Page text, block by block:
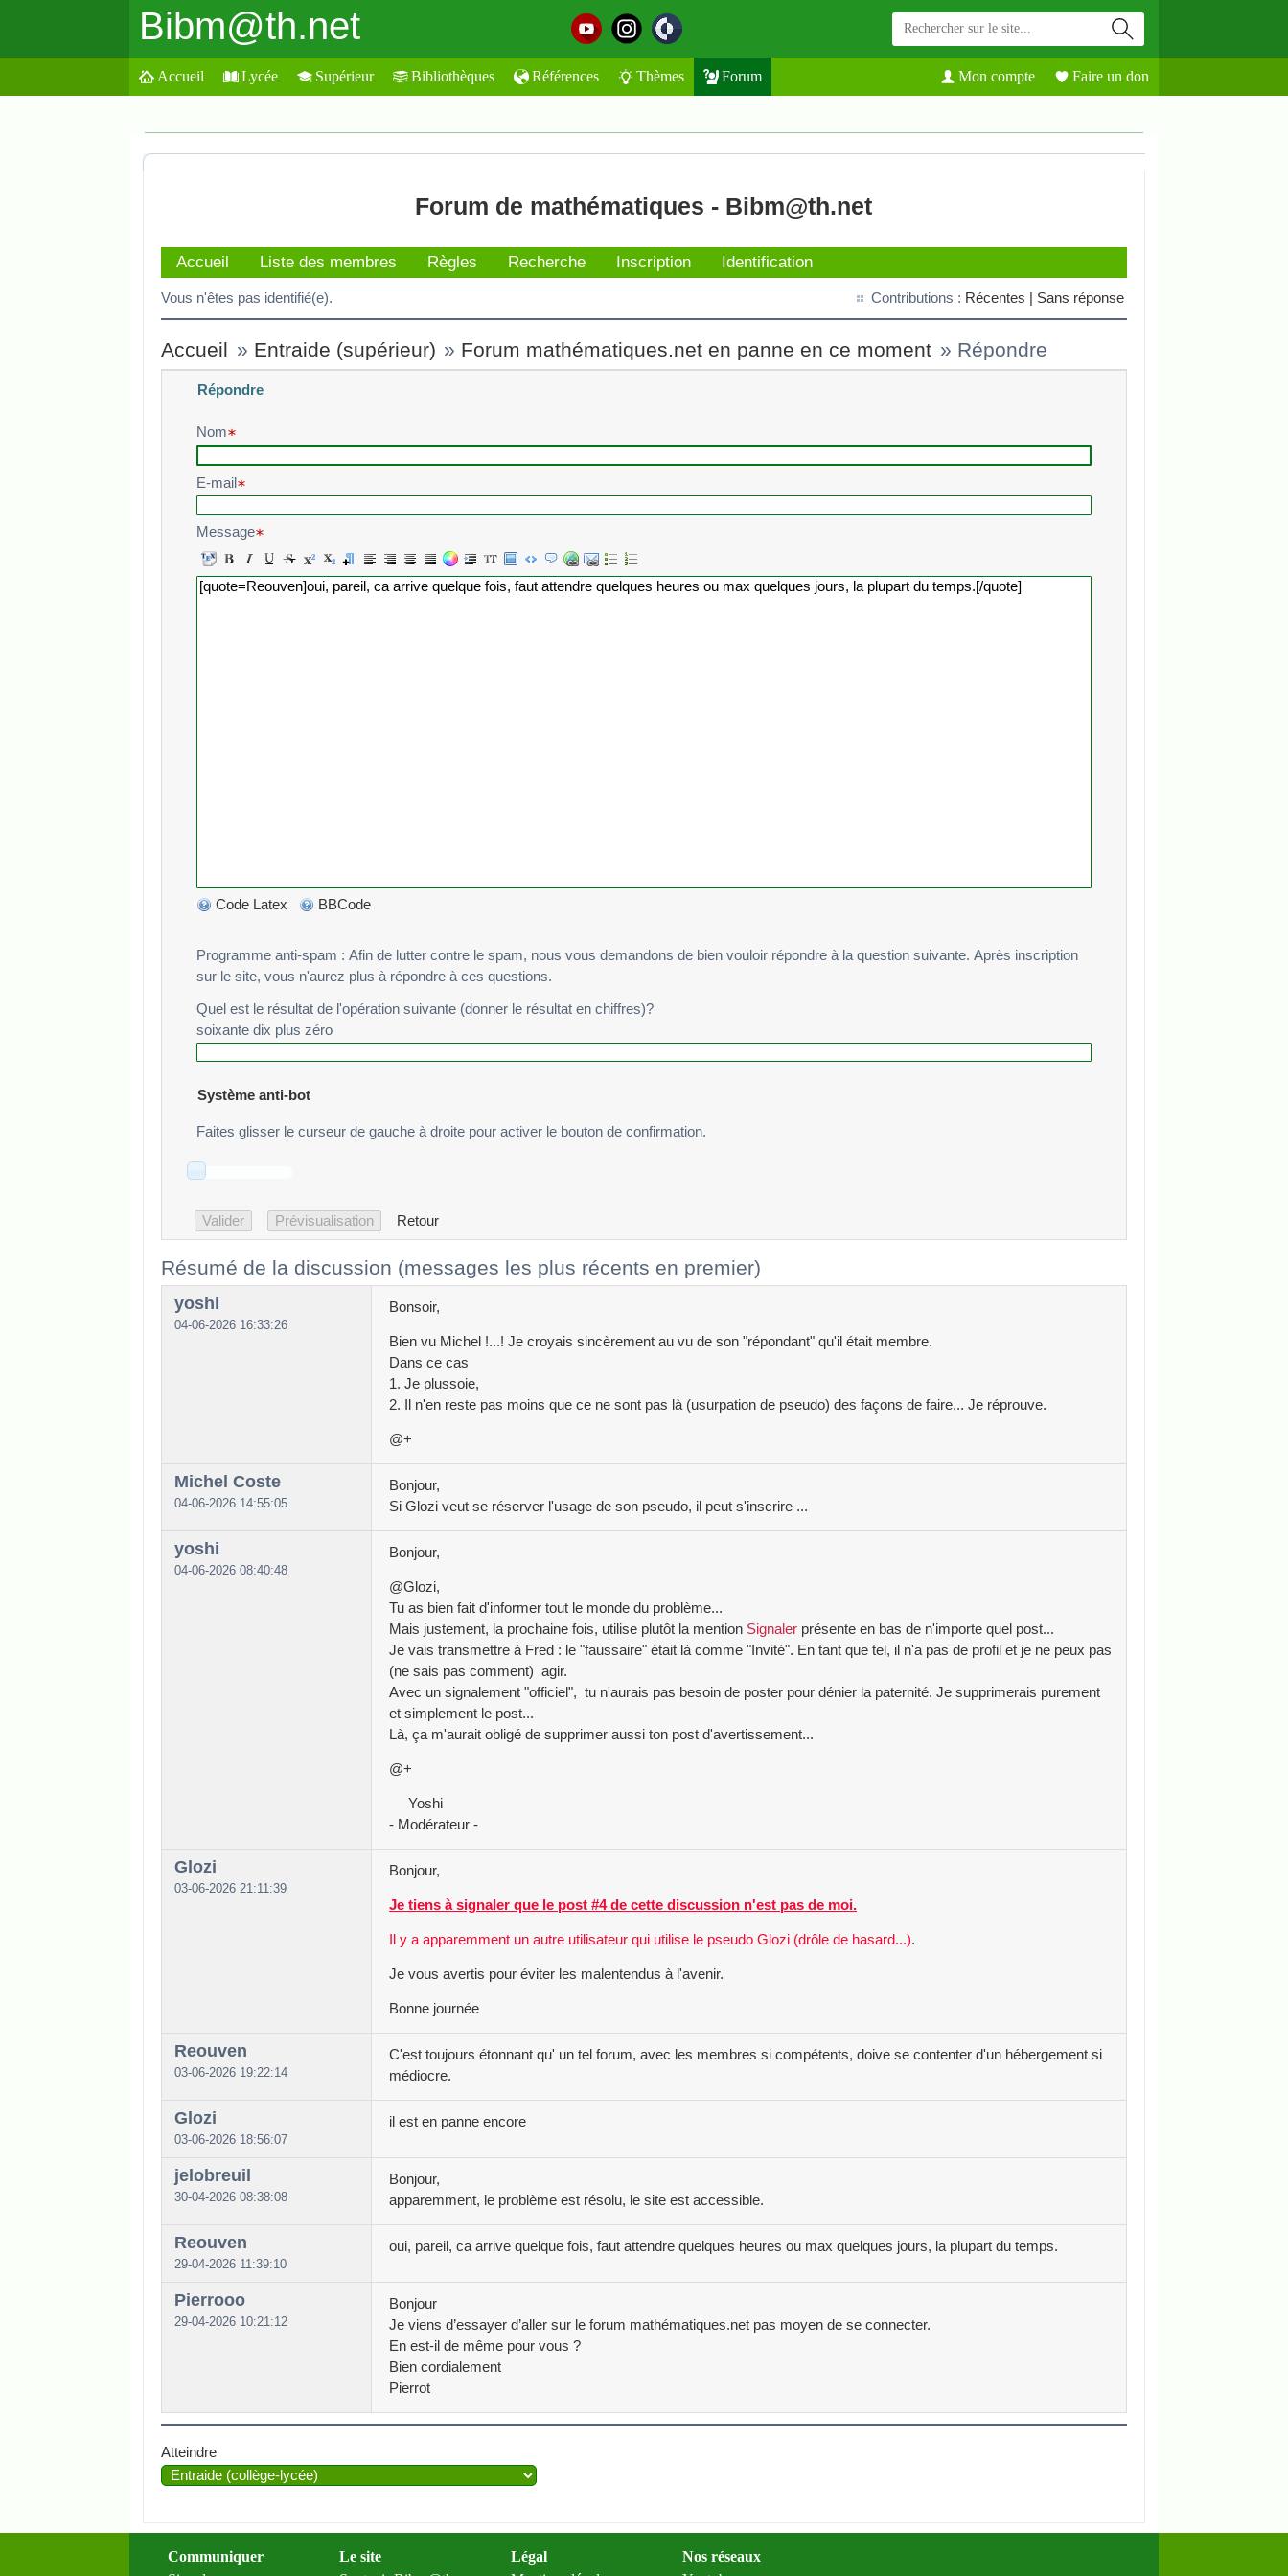
Bibm@th.net
Accueil Lycée Supérieur Bibliothèques Références Thèmes Forum Mon compte Faire un don
Forum de mathématiques - Bibm@th.net
Accueil Liste des membres Règles Recherche Inscription Identification
Vous n'êtes pas identifié(e). Contributions : Récentes | Sans réponse
Accueil » Entraide (supérieur) » Forum mathématiques.net en panne en ce moment » Répondre
Répondre
Veuillez composer votre message et l'envoyer
Nom
E-mail
Message
Code Latex BBCode
Programme anti-spam : Afin de lutter contre le spam, nous vous demandons de bien vouloir répondre à la question suivante. Après inscription
sur le site, vous n'aurez plus à répondre à ces questions.
Quel est le résultat de l'opération suivante (donner le résultat en chiffres)?
soixante dix plus zéro
Système anti-bot
Faites glisser le curseur de gauche à droite pour activer le bouton de confirmation.
Retour
Résumé de la discussion (messages les plus récents en premier)
yoshi
04-06-2026 16:33:26
Bonsoir,
Bien vu Michel !...! Je croyais sincèrement au vu de son "répondant" qu'il était membre.
Dans ce cas
1. Je plussoie,
2. Il n'en reste pas moins que ce ne sont pas là (usurpation de pseudo) des façons de faire... Je réprouve.
@+
Michel Coste
04-06-2026 14:55:05
Bonjour,
Si Glozi veut se réserver l'usage de son pseudo, il peut s'inscrire ...
yoshi
04-06-2026 08:40:48
Bonjour,
@Glozi,
Tu as bien fait d'informer tout le monde du problème...
Mais justement, la prochaine fois, utilise plutôt la mention Signaler présente en bas de n'importe quel post...
Je vais transmettre à Fred : le "faussaire" était là comme "Invité". En tant que tel, il n'a pas de profil et je ne peux pas
(ne sais pas comment) agir.
Avec un signalement "officiel", tu n'aurais pas besoin de poster pour dénier la paternité. Je supprimerais purement
et simplement le post...
Là, ça m'aurait obligé de supprimer aussi ton post d'avertissement...
@+
Yoshi
- Modérateur -
Glozi
03-06-2026 21:11:39
Bonjour,
Je tiens à signaler que le post #4 de cette discussion n'est pas de moi.
Il y a apparemment un autre utilisateur qui utilise le pseudo Glozi (drôle de hasard...).
Je vous avertis pour éviter les malentendus à l'avenir.
Bonne journée
Reouven
03-06-2026 19:22:14
C'est toujours étonnant qu' un tel forum, avec les membres si compétents, doive se contenter d'un hébergement si
médiocre.
Glozi
03-06-2026 18:56:07
il est en panne encore
jelobreuil
30-04-2026 08:38:08
Bonjour,
apparemment, le problème est résolu, le site est accessible.
Reouven
29-04-2026 11:39:10
oui, pareil, ca arrive quelque fois, faut attendre quelques heures ou max quelques jours, la plupart du temps.
Pierrooo
29-04-2026 10:21:12
Bonjour
Je viens d’essayer d’aller sur le forum mathématiques.net pas moyen de se connecter.
En est-il de même pour vous ?
Bien cordialement
Pierrot
Atteindre
Communiquer
Le site
Légal
Nos réseaux